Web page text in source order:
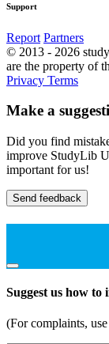
Support
Report Partners
© 2013 - 2026
are the property of
Privacy Terms
Make a
Did you find
improve StudyLib
important for us!
Send feedback
Suggest us how
(For complaints, use